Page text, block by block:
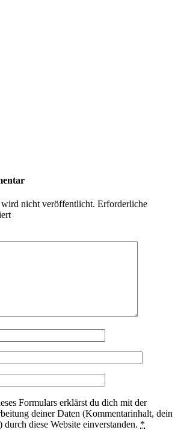
nicht veröffentlicht. Erforderliche
Formulars erklärst du dich mit der
deiner Daten (Kommentarinhalt, dein
diese Website einverstanden. *